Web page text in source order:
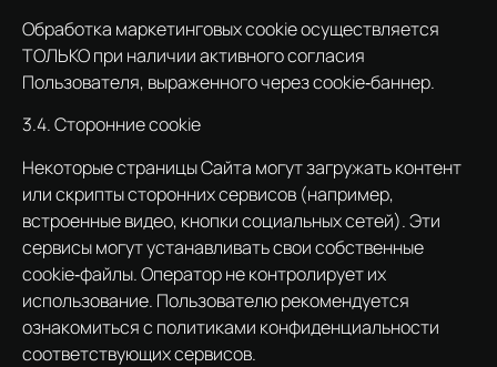
Обработка маркетинговых cookie осуществляется
ТОЛЬКО при наличии активного согласия
Пользователя, выраженного через cookie‑баннер.
3.4. Сторонние cookie
Некоторые страницы Сайта могут загружать контент
или скрипты сторонних сервисов (например,
встроенные видео, кнопки социальных сетей). Эти
сервисы могут устанавливать свои собственные
cookie‑файлы. Оператор не контролирует их
использование. Пользователю рекомендуется
ознакомиться с политиками конфиденциальности
соответствующих сервисов.